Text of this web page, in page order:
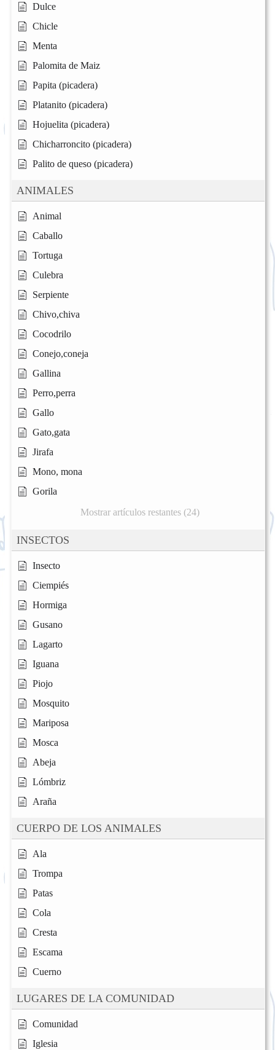
Dulce
Chicle
Menta
Palomita de Maiz
Papita (picadera)
Platanito (picadera)
Hojuelita (picadera)
Chicharroncito (picadera)
Palito de queso (picadera)
ANIMALES
Animal
Caballo
Tortuga
Culebra
Serpiente
Chivo,chiva
Cocodrilo
Conejo,coneja
Gallina
Perro,perra
Gallo
Gato,gata
Jirafa
Mono, mona
Gorila
Mostrar artículos restantes (24)
INSECTOS
Insecto
Ciempiés
Hormiga
Gusano
Lagarto
Iguana
Piojo
Mosquito
Mariposa
Mosca
Abeja
Lómbriz
Araña
CUERPO DE LOS ANIMALES
Ala
Trompa
Patas
Cola
Cresta
Escama
Cuerno
LUGARES DE LA COMUNIDAD
Comunidad
Iglesia